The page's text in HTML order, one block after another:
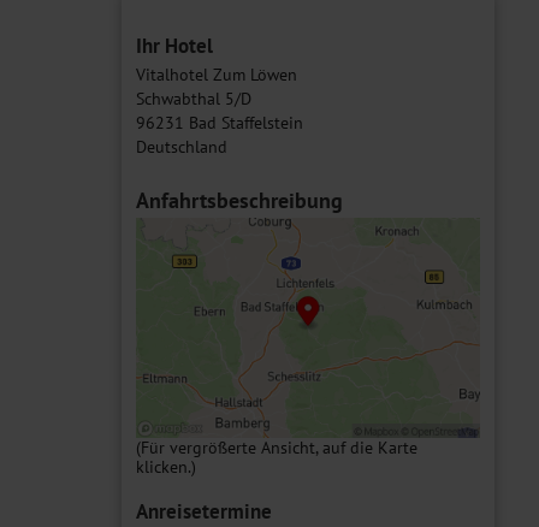
Ihr Hotel
Vitalhotel Zum Löwen
Schwabthal 5/D
96231 Bad Staffelstein
Deutschland
Anfahrtsbeschreibung
(Für vergrößerte Ansicht, auf die Karte
klicken.)
Anreisetermine